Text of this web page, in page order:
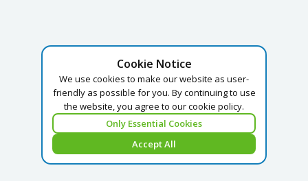
Cookie Notice
We use cookies to make our website as user-
friendly as possible for you. By continuing to use
the website, you agree to our cookie policy.
Only Essential Cookies
Accept All